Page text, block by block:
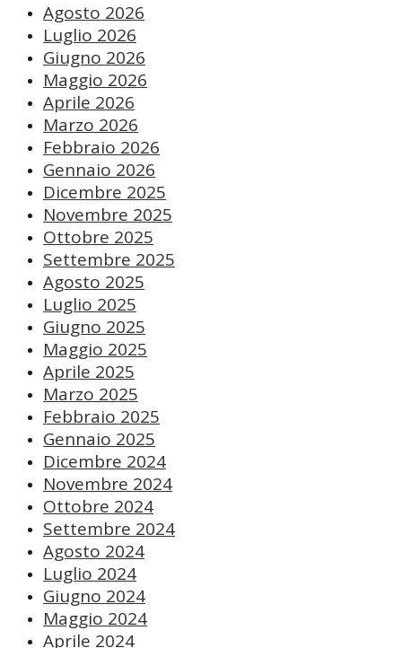
Agosto 2026
Luglio 2026
Giugno 2026
Maggio 2026
Aprile 2026
Marzo 2026
Febbraio 2026
Gennaio 2026
Dicembre 2025
Novembre 2025
Ottobre 2025
Settembre 2025
Agosto 2025
Luglio 2025
Giugno 2025
Maggio 2025
Aprile 2025
Marzo 2025
Febbraio 2025
Gennaio 2025
Dicembre 2024
Novembre 2024
Ottobre 2024
Settembre 2024
Agosto 2024
Luglio 2024
Giugno 2024
Maggio 2024
Aprile 2024